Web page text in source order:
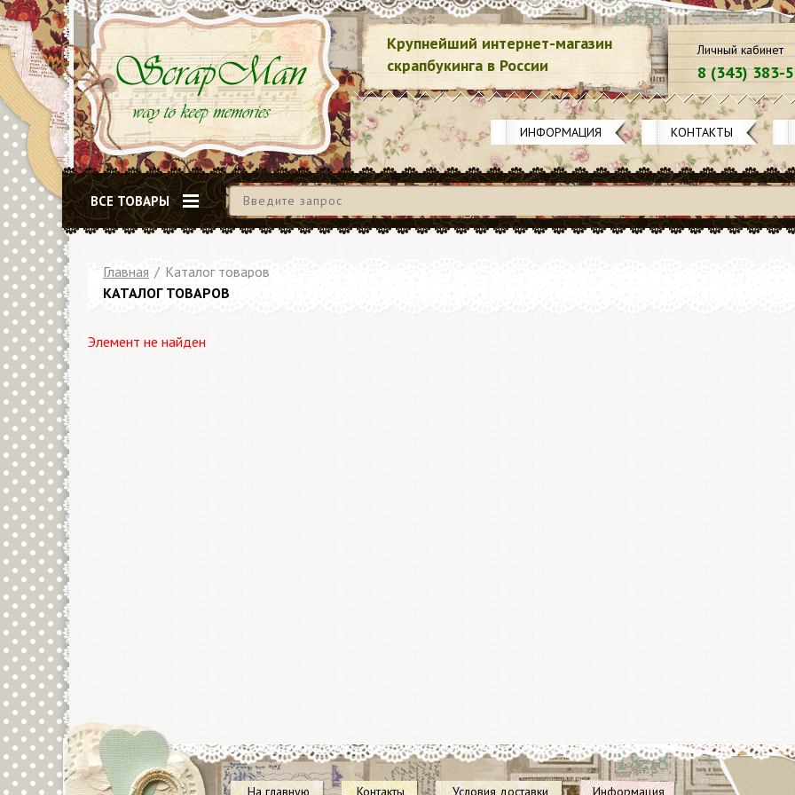
Личный кабинет
8 (343) 383-
Крупнейший интернет-магазин
скрапбукинга в России
ИНФОРМАЦИЯ КОНТАКТЫ
ВСЕ ТОВАРЫ
Главная / Каталог товаров
КАТАЛОГ ТОВАРОВ
Элемент не найден
На главную Контакты Условия доставки Информация